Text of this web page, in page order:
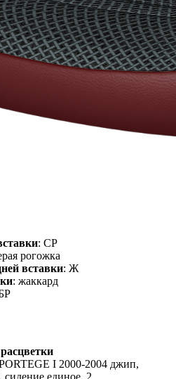
: СР
рогожка
вставки: Ж
: жаккард